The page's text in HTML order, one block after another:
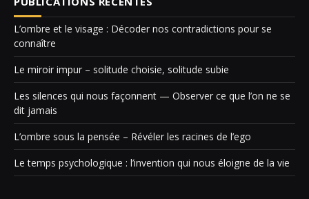
L’ombre et le visage : Décoder nos contradictions pour se
connaître
Le miroir impur – solitude choisie, solitude subie
Les silences qui nous façonnent — Observer ce que l’on ne se
dit jamais
L’ombre sous la pensée – Révéler les racines de l’ego
Le temps psychologique : l’invention qui nous éloigne de la vie